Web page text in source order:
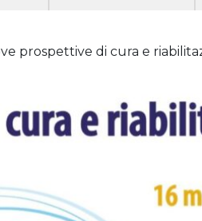
prospettive di cura e